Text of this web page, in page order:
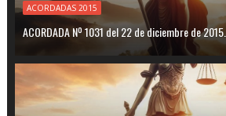
ACORDADAS 2015
ACORDADA Nº 1031 del 22 de diciembre de 2015.